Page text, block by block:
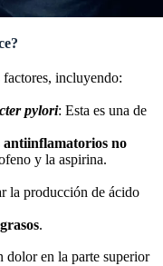
factores, incluyendo:
pylori: Esta es una de
antiinflamatorios no
y la aspirina.
la producción de ácido
.
dolor en la parte superior